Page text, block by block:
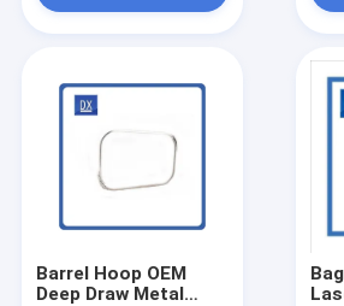
Barrel Hoop OEM
Deep Draw Metal